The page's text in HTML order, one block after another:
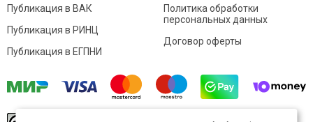
Публикация в ВАК
Публикация в РИНЦ
Публикация в ЕГПНИ
Политика обработки
персональных данных
Договор оферты